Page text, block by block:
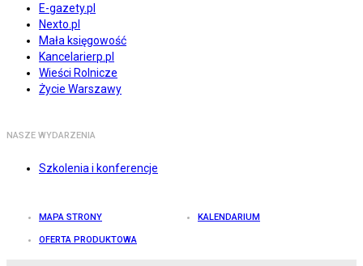
E-gazety.pl
Nexto.pl
Mała księgowość
Kancelarierp.pl
Wieści Rolnicze
Życie Warszawy
NASZE WYDARZENIA
Szkolenia i konferencje
MAPA STRONY KALENDARIUM
OFERTA PRODUKTOWA